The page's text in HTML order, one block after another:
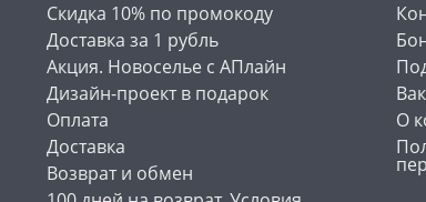
Скидка 10% по промокоду
Доставка за 1 рубль
Акция. Новоселье с АПлайн
Дизайн-проект в подарок
Оплата
Доставка
Возврат и обмен
О